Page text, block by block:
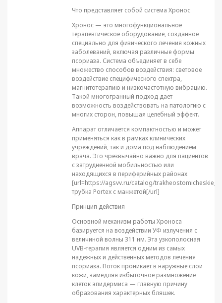
Что представляет собой система Хронос
Хронос — это многофункциональное
терапевтическое оборудование, созданное
специально для физического лечения кожных
заболеваний, включая различные формы
псориаза. Система объединяет в себе
множество способов воздействия: световое
воздействие специфического спектра,
магнитотерапию и низкочастотную вибрацию.
Такой многогранный подход дает
возможность воздействовать на патологию с
многих сторон, повышая целебный эффект.
Аппарат отличается компактностью и может
применяться как в рамках клинических
учреждений, так и дома под наблюдением
врача. Это чрезвычайно важно для пациентов
с затрудненной мобильностью или
находящихся в периферийных районах
[url=https://agsvv.ru/catalog/
трубка Portex с манжетой[/url]
Принцип действия
Основной механизм работы Хроноса
базируется на воздействии УФ излучения с
величиной волны 311 нм. Эта узкополосная
UVB-терапия является одним из самых
надежных и действенных методов лечения
псориаза. Поток проникает в наружные слои
кожи, замедляя избыточное размножение
клеток эпидермиса — главную причину
образования характерных бляшек.